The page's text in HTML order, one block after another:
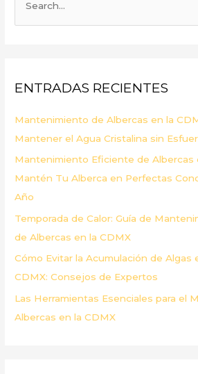
r
o
r
:
ENTRADAS RECIENTES
Mantenimiento de Albercas en la
Mantener el Agua Cristalina sin
Mantenimiento Eficiente de Albercas
Mantén Tu Alberca en Perfectas
Año
Temporada de Calor: Guía de
de Albercas en la CDMX
Cómo Evitar la Acumulación de Algas
CDMX: Consejos de Expertos
Las Herramientas Esenciales para el
Albercas en la CDMX